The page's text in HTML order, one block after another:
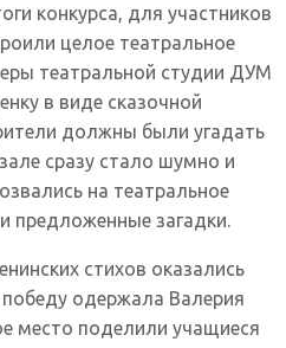
конкурса, для участников
целое театральное
театральной студии ДУМ
в виде сказочной
должны были угадать
сразу стало шумно и
на театральное
предложенные загадки.
стихов оказались
одержала Валерия
поделили учащиеся